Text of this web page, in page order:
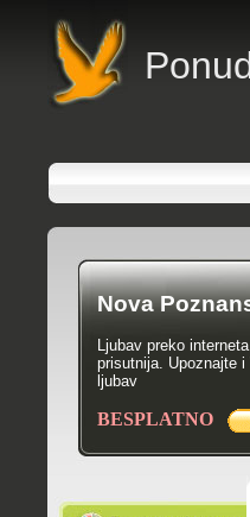
P
Nova
Ljubav preko
prisutnija. Upoznajte
ljubav
BESPLATNO